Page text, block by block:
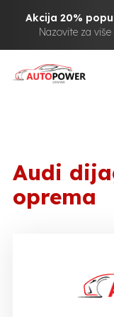
Akcija 20%
Nazovite za
Audi
oprema